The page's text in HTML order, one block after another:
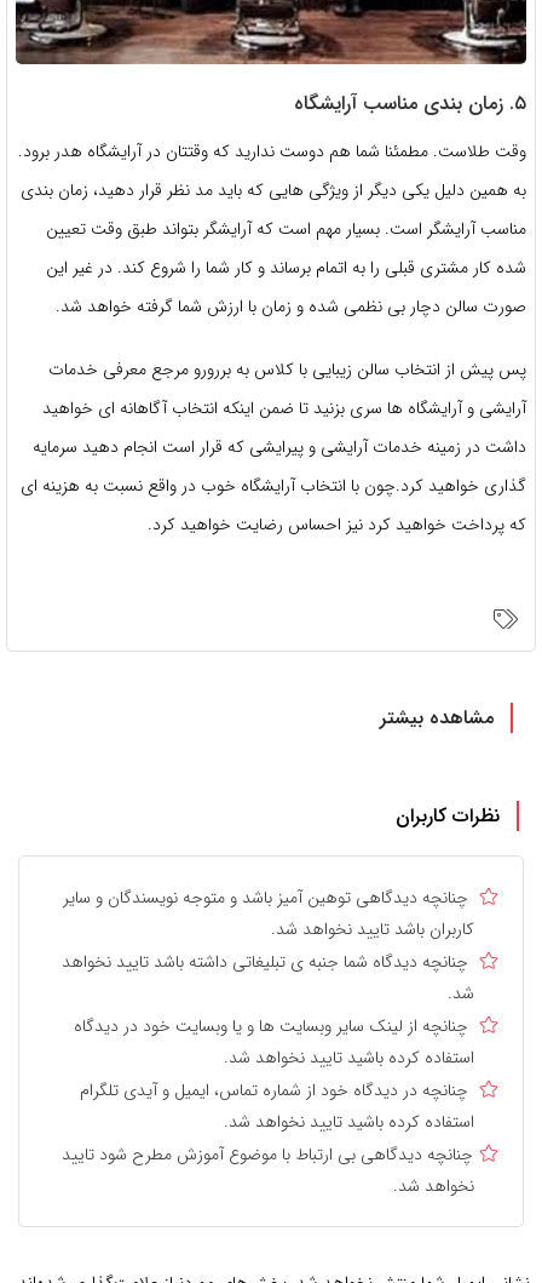
۵. زمان بندی مناسب آرایشگاه
وقت طلاست. مطمئنا شما هم دوست ندارید که وقتتان در آرایشگاه هدر برود.
به همین دلیل یکی دیگر از ویژگی هایی که باید مد نظر قرار دهید، زمان بندی
مناسب آرایشگر است. بسیار مهم است که آرایشگر بتواند طبق وقت تعیین
شده کار مشتری قبلی را به اتمام برساند و کار شما را شروع کند. در غیر این
صورت سالن دچار بی نظمی شده و زمان با ارزش شما گرفته خواهد شد.
پس پیش از انتخاب سالن زیبایی با کلاس به بررورو مرجع معرفی خدمات
آرایشی و آرایشگاه ها سری بزنید تا ضمن اینکه انتخاب آگاهانه ای خواهید
داشت در زمینه خدمات آرایشی و پیرایشی که قرار است انجام دهید سرمایه
گذاری خواهید کرد.چون با انتخاب آرایشگاه خوب در واقع نسبت به هزینه ای
که پرداخت خواهید کرد نیز احساس رضایت خواهید کرد.
مشاهده بیشتر
نظرات کاربران
چنانچه دیدگاهی توهین آمیز باشد و متوجه نویسندگان و سایر
کاربران باشد تایید نخواهد شد.
چنانچه دیدگاه شما جنبه ی تبلیغاتی داشته باشد تایید نخواهد
شد.
چنانچه از لینک سایر وبسایت ها و یا وبسایت خود در دیدگاه
استفاده کرده باشید تایید نخواهد شد.
چنانچه در دیدگاه خود از شماره تماس، ایمیل و آیدی تلگرام
استفاده کرده باشید تایید نخواهد شد.
چنانچه دیدگاهی بی ارتباط با موضوع آموزش مطرح شود تایید
نخواهد شد.